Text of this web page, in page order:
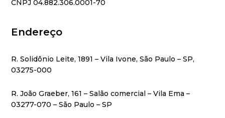
CNPJ 04.882.306.0001-70
Endereço
R. Solidônio Leite, 1891 – Vila Ivone, São Paulo – SP,
03275-000
R. João Graeber, 161 – Salão comercial – Vila Ema –
03277-070 – São Paulo – SP